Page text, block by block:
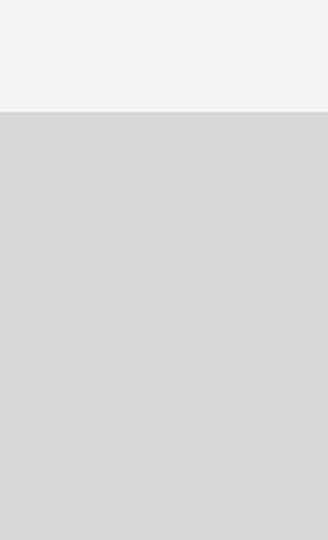
príjmy z výťažku
spojené s nákladmi
zariadení domu,